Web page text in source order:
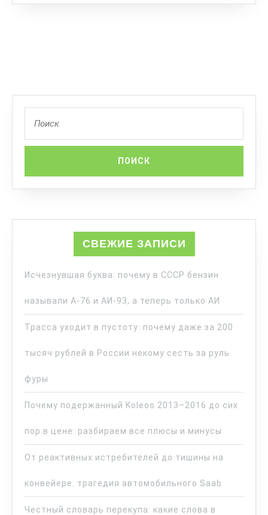
СВЕЖИЕ ЗАПИСИ
Исчезнувшая буква: почему в СССР бензин
называли А-76 и АИ-93, а теперь только АИ
Трасса уходит в пустоту: почему даже за 200
тысяч рублей в России некому сесть за руль
фуры
Почему подержанный Koleos 2013–2016 до сих
пор в цене: разбираем все плюсы и минусы
От реактивных истребителей до тишины на
конвейере: трагедия автомобильного Saab
Честный словарь перекупа: какие слова в